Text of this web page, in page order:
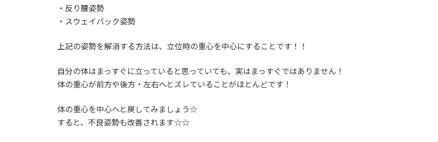
・反り腰姿勢
・スウェイバック姿勢
上記の姿勢を解消する方法は、立位時の重心を中心にすることです！！
自分の体はまっすぐに立っていると思っていても、実はまっすぐではありません！
体の重心が前方や後方・左右へとズレていることがほとんどです！
体の重心を中心へと戻してみましょう☆
すると、不良姿勢も改善されます☆☆